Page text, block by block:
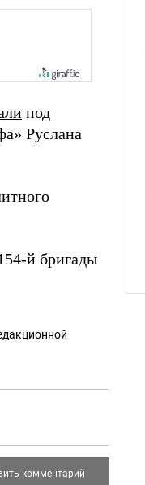
под
Руслана
й бригады